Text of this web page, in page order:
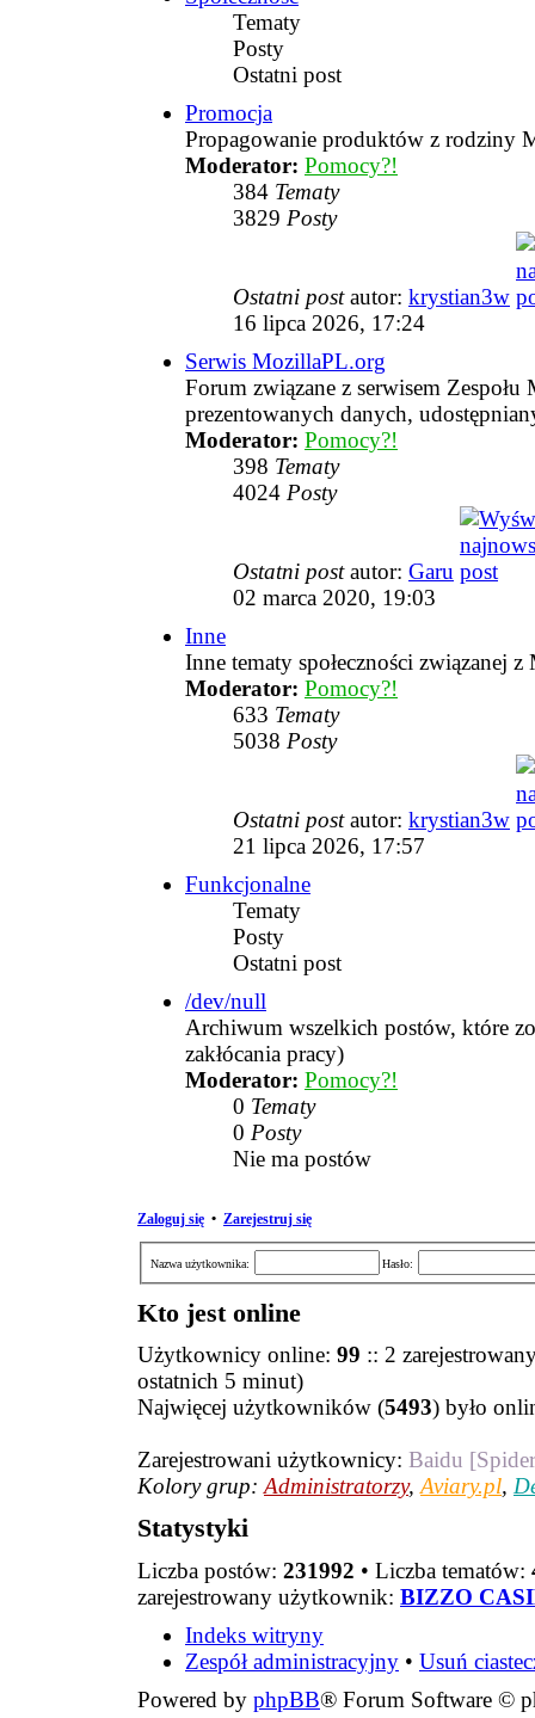
Tematy
Posty
Ostatni post
Promocja
Propagowanie produktów z rodziny
Moderator: Pomocy?!
384 Tematy
3829 Posty
Ostatni postautor: krystian3w
16 lipca 2026, 17:24
Serwis MozillaPL.org
Forum związane z serwisem
prezentowanych danych,
Moderator: Pomocy?!
398 Tematy
4024 Posty
Ostatni postautor: Garu
02 marca 2020, 19:03
Inne
Inne tematy społeczności związanej
Moderator: Pomocy?!
633 Tematy
5038 Posty
Ostatni postautor: krystian3w
21 lipca 2026, 17:57
Funkcjonalne
Tematy
Posty
Ostatni post
/dev/null
Archiwum wszelkich postów, które
zakłócania pracy)
Moderator: Pomocy?!
0 Tematy
0 Posty
Nie ma postów
Zaloguj się • Zarejestruj się
Nazwa użytkownika: Hasło:
Kto jest online
Użytkownicy online: 99 :: 2
ostatnich 5 minut)
Najwięcej użytkowników (5493) było
Zarejestrowani użytkownicy: Baidu
Kolory grup:Administratorzy,Aviary.pl,
Statystyki
Liczba postów: 231992 • Liczba tematów:
zarejestrowany użytkownik: BIZZO
Indeks witryny
Zespół administracyjny • Usuń
Powered by phpBB® Forum Software ©